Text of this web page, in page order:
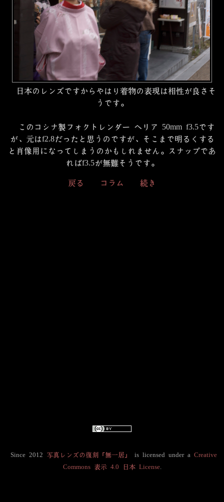
日本のレンズですからやはり着物の表現は相性が良さそ
うです。
このコシナ製フォクトレンダー ヘリア 50mm f3.5です
が、元はf2.8だったと思うのですが、そこまで明るくする
と肖像用になってしまうのかもしれません。スナップであ
ればf3.5が無難そうです。
戻る コラム 続き
Since 2012 写真レンズの復刻「無一居」 is licensed under a Creative
Commons 表示 4.0 日本 License.